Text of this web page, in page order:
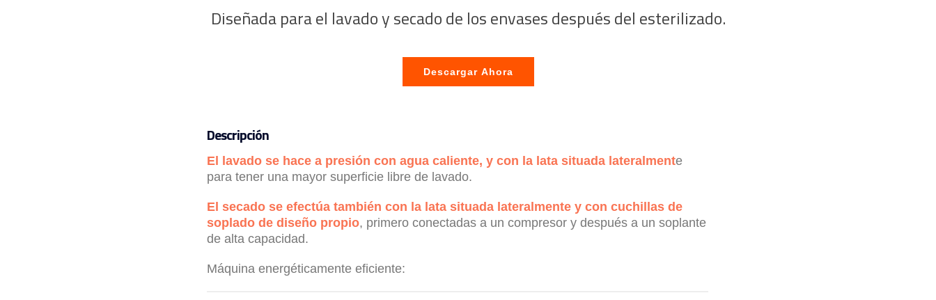
Diseñada para el lavado y secado de los envases después del esterilizado.
Descargar Ahora
Descripción
El lavado se hace a presión con agua caliente, y con la lata situada lateralmente
para tener una mayor superficie libre de lavado.
El secado se efectúa también con la lata situada lateralmente y con cuchillas de
soplado de diseño propio, primero conectadas a un compresor y después a un soplante
de alta capacidad.
Máquina energéticamente eficiente: